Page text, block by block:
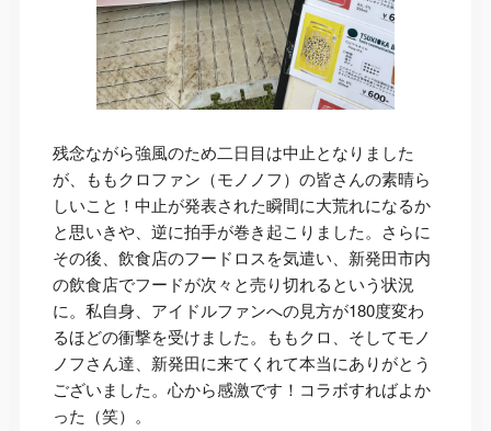
残念ながら強風のため二日目は中止となりました
が、ももクロファン（モノノフ）の皆さんの素晴ら
しいこと！中止が発表された瞬間に大荒れになるか
と思いきや、逆に拍手が巻き起こりました。さらに
その後、飲食店のフードロスを気遣い、新発田市内
の飲食店でフードが次々と売り切れるという状況
に。私自身、アイドルファンへの見方が180度変わ
るほどの衝撃を受けました。ももクロ、そしてモノ
ノフさん達、新発田に来てくれて本当にありがとう
ございました。心から感激です！コラボすればよか
った（笑）。